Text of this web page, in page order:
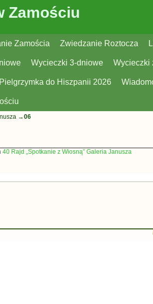
Zamościu
Zamościa Zwiedzanie Roztocza
Wycieczki 3-dniowe Wycieczki
Pielgrzymka do Hiszpanii 2026
→06
40 Rajd „Spotkanie z Wiosną” Galeria Janusza